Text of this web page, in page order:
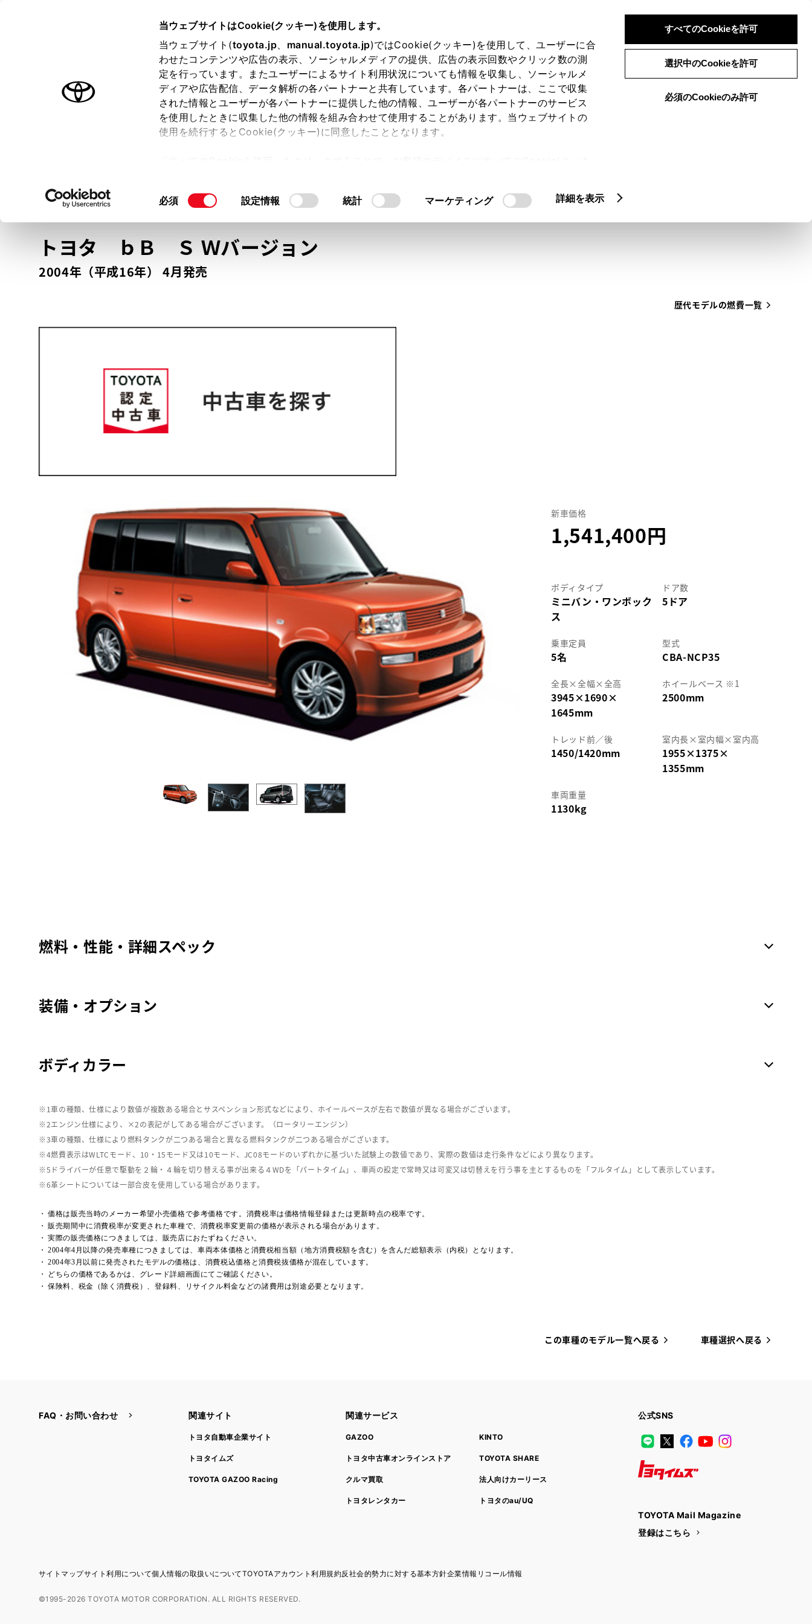
当ウェブサイトはCookie(クッキー)を使用します。
当ウェブサイト(toyota.jp、 manual.toyota.jp)ではCookie(クッキー)を使用して、ユーザーに合
わせたコンテンツや広告の表示、ソーシャルメディアの提供、広告の表示回数やクリック数の測
定を行っています。またユーザーによるサイト利用状況についても情報を収集し、ソーシャルメ
ディアや広告配信、データ解析の各パートナーと共有しています。各パートナーは、ここで収集
された情報とユーザーが各パートナーに提供した他の情報、ユーザーが各パートナーのサービス
を使用したときに収集した他の情報を組み合わせて使用することがあります。当ウェブサイトの
使用を続行するとCookie(クッキー)に同意したこととなります。
て」をご覧ください。
同
必須 設定情報 統計 マーケティング 詳細を表示
すべてのCookieを許可
選択中のCookieを許可
必須のCookieのみ許可
ログイン 検索 メニュー
オーナーサポート トピックス
トヨタ認定中古車 メニュー
トヨタ認定中古車の魅力 3つの買い方 オンライン購入お気に入り 保存した見積り
の選択 モデル・年式・グレード クルマ情報
トヨタ ｂＢＳ Ｗバージョン
2004年（平成16年） 4月発売
歴代モデルの燃費一覧
新車価格
1,541,400
ボディタイプ
ミニバン・ワンボック
ス
ドア数
5ドア
乗車定員
5名
型式
CBA-NCP35
全長×全幅×全高
3945×1690×
1645mm
ホイールベース ※1
2500mm
トレッド前／後
1450/1420mm
室内長× 室内幅× 室内高
1955×1375×
1355mm
車両重量
1130kg
燃料・性能・詳細スペック
装備・オプション
ボディカラー
車の種類、仕様により数値が複数ある場合とサスペンション形式などにより、ホイールベースが左右で数値が異なる場合がございます。
エンジン仕様により、×2の表記がしてある場合がございます。（ロータリーエンジン）
車の種類、仕様により燃料タンクが二つある場合と異なる燃料タンクが二つある場合がございます。
燃費表示はWLTCモード、10・15モード又は10モード、JC08モードのいずれかに基づいた試験上の数値であり、実際の数値は走行条件などにより異なります。
ドライバーが任意で駆動を２輪・４輪を切り替える事が出来る４WDを「パートタイム」、車両の設定で常時又は可変又は切替えを行う事を主とするものを「フルタイム」として表示しています。
革シートについては一部合皮を使用している場合があります。
価格は販売当時のメーカー希望小売価格で参考価格です。消費税率は価格情報登録または更新時点の税率です。
販売期間中に消費税率が変更された車種で、消費税率変更前の価格が表示される場合があります。
実際の販売価格につきましては、販売店におたずねください。
2004年4月以降の発売車種につきましては、車両本体価格と消費税相当額（地方消費税額を含む）を含んだ総額表示（内税）となります。
2004年3月以前に発売されたモデルの価格は、消費税込価格と消費税抜価格が混在しています。
どちらの価格であるかは、グレード詳細画面にてご確認ください。
保険料、税金（除く消費税）、登録料、リサイクル料金などの諸費用は別途必要となります。
この車種のモデル一覧へ戻る 車種選択へ戻る
FAQ・お問い合わせ 関連サイト
トヨタ自動車企業サイト
トヨタイムズ
TOYOTA GAZOO Racing
関連サービス
GAZOO
トヨタ中古車オンラインストア
クルマ買取
トヨタレンタカー
KINTO
TOYOTA SHARE
法人向けカーリース
トヨタのau/UQ
公式SNS
LINE X Facebook
YouTube
TOYOTA Mail Magazine
登録はこちら
サイトマップサイト利用について個人情報の取扱いについてTOYOTAアカウント利用規約反社会的勢力に対する基本方針企業情報 リコール情報
©1995-2026 TOYOTA MOTOR CORPORATION. ALL RIGHTS RESERVED.